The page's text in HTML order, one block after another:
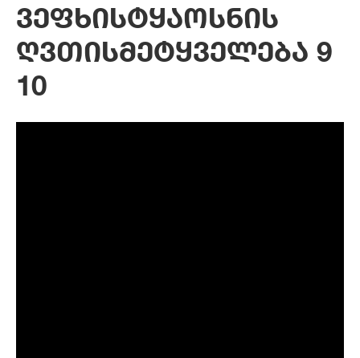
Ღონისძიებები
Ბლოგი
Კონტაქტი
ვეფხისტყაოსნის
ღვთისმეტყველება 9
10